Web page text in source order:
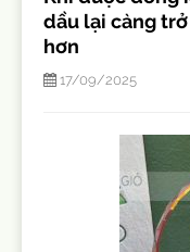
dầu lại càng
hơn
17/09/2025